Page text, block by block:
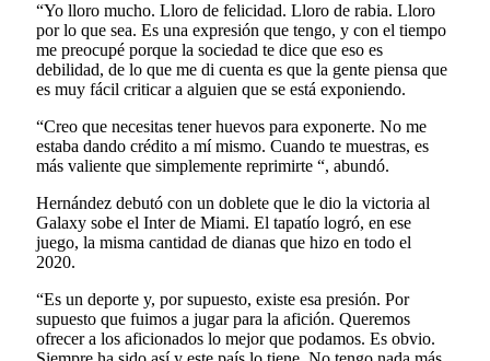
“Yo lloro mucho. Lloro de felicidad. Lloro de rabia. Lloro
por lo que sea. Es una expresión que tengo, y con el tiempo
me preocupé porque la sociedad te dice que eso es
debilidad, de lo que me di cuenta es que la gente piensa que
es muy fácil criticar a alguien que se está exponiendo.
“Creo que necesitas tener huevos para exponerte. No me
estaba dando crédito a mí mismo. Cuando te muestras, es
más valiente que simplemente reprimirte “, abundó.
Hernández debutó con un doblete que le dio la victoria al
Galaxy sobe el Inter de Miami. El tapatío logró, en ese
juego, la misma cantidad de dianas que hizo en todo el
2020.
“Es un deporte y, por supuesto, existe esa presión. Por
supuesto que fuimos a jugar para la afición. Queremos
ofrecer a los aficionados lo mejor que podamos. Es obvio.